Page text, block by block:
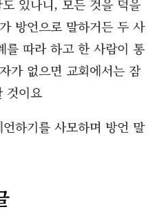
있나니, 모든 것을 덕을
방언으로 말하거든 두 사
를 따라 하고 한 사람이 통
가 없으면 교회에서는 잠
것이요
하기를 사모하며 방언 말